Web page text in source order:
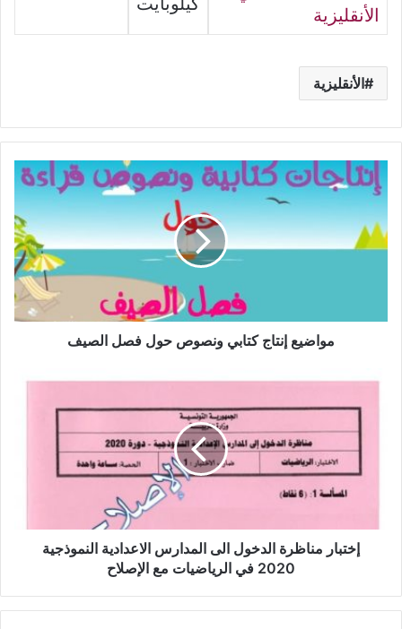
الأنقليزية
الأنقليزية
مواضيع
إنتاج
كتابي
ونصوص
حول
مواضيع إنتاج كتابي ونصوص حول فصل الصيف
الدخول
المدارس
الاعدادية
النموذجية
في
الرياضياتإختبار مناظرة الدخول الى المدارس الاعدادية النموذجية
2020 في الرياضيات مع الإصلاح